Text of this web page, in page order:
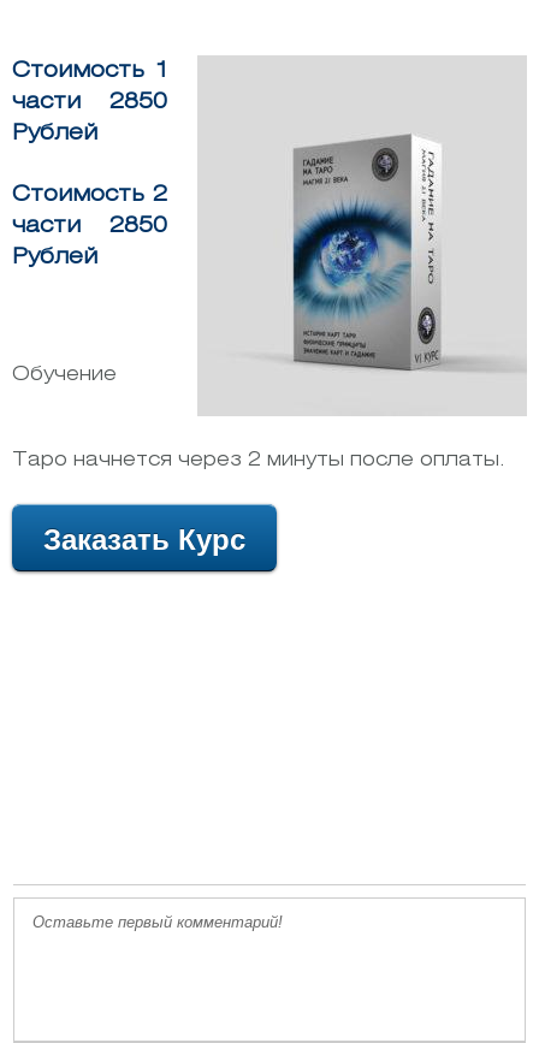
Стоимость 1
части 2850
Рублей
Стоимость 2
части 2850
Рублей
Обучение
Таро начнется через 2 минуты после оплаты.
Заказать Курс